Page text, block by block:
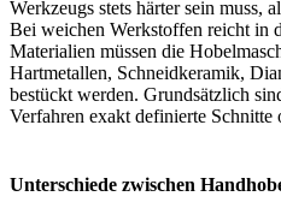
Werkzeugs stets härter sein muss,
Bei weichen Werkstoffen reicht in
Materialien müssen die
Hartmetallen, Schneidkeramik,
bestückt werden. Grundsätzlich
Verfahren exakt definierte Schnitte
Unterschiede zwischen